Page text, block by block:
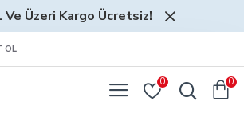
Ve Üzeri Kargo Ücretsiz!
OL
0 0